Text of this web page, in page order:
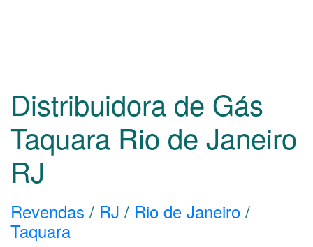
Distribuidora de Gás
Taquara Rio de Janeiro
RJ
Revendas / RJ / Rio de Janeiro /
Taquara